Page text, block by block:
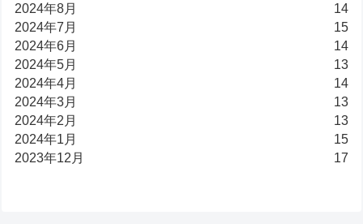
2024年8月
14
2024年7月
15
2024年6月
14
2024年5月
13
2024年4月
14
2024年3月
13
2024年2月
13
2024年1月
15
2023年12月
17